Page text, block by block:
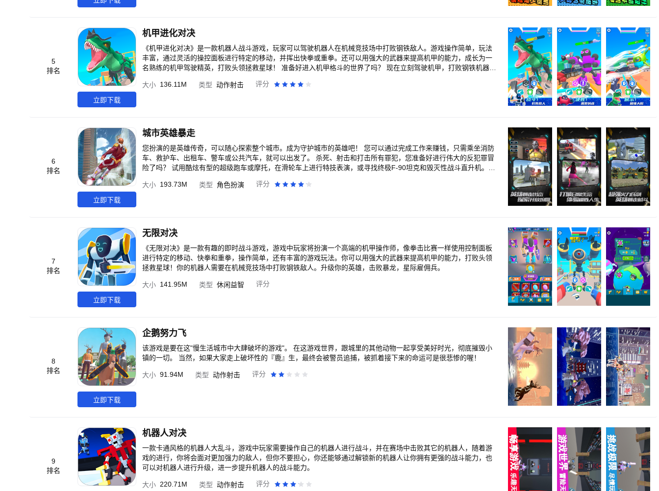
5
排名
立即下载
机甲进化对决
《机甲进化对决》是一款机器人战斗游戏，玩家可以驾驶机器人在机械竞技场中打败钢铁敌人。游戏操作简单，玩法
丰富，通过灵活的操控面板进行特定的移动，并挥出快拳或重拳。还可以用强大的武器来提高机甲的能力，成长为一
名熟练的机甲驾驶精英，打败头领拯救星球！ 准备好进入机甲格斗的世界了吗？ 现在立刻驾驶机甲，打败钢铁机器人
大小 136.11M 类型 动作射击 评分
6
排名
立即下载
城市英雄暴走
您扮演的是英雄传奇，可以随心探索整个城市。成为守护城市的英雄吧！ 您可以通过完成工作来赚钱，只需乘坐消防
车、救护车、出租车、警车或公共汽车，就可以出发了。 杀死、射击和打击所有罪犯，您准备好进行伟大的反犯罪冒
险了吗？ 试用酷炫有型的超级跑车或摩托，在滑轮车上进行特技表演，或寻找终极F-90坦克和毁灭性战斗直升机。您
将在街道上，一些任务将在唐人街区和其他帮派土地等。探索大城市，走上山路，夺取和驾驶超级跑车，射击枪支等
出租车司机或垃圾收集员或消防员工作。 探索充满黑帮和侵略性成分的犯罪城市，成为公民的希望！作为正义的标
准，或者作为新的末日骑士来到这座城市。 以毁灭性的先进军车火力统治城市，或升级您的英雄以踢几下敌人就击倒
他们！ 让它成为一个美丽的城市，不要变成流血抢劫的犯罪城市。 游戏亮点 1、超精致的3D游戏的画风，轻松简单的
手指操作方式； 2、丰富的战斗技能的设置，带给人的快感是很强力的； 3、自由的模拟战斗方式，不错的代入感。
游戏特色 1、高清画质 游戏引擎先进，模型非常逼真，采用高清材质打造，细节做得十分到位，爆炸、火光等特效真
人易如反掌。 3、开放世界 游戏为玩家提供了一个很大的地图，玩家可以在其中自由探索，接取任务，消灭敌人。
大小 193.73M 类型 角色扮演 评分
7
排名
立即下载
无限对决
《无限对决》是一款有趣的即时战斗游戏，游戏中玩家将扮演一个高端的机甲操作师，像拳击比赛一样使用控制面板
进行特定的移动、快拳和重拳，操作简单，还有丰富的游戏玩法。你可以用强大的武器来提高机甲的能力，打败头领
拯救星球！你的机器人需要在机械竞技场中打败钢铁敌人。升级你的英雄，击败暴龙，星际雇佣兵。
大小 141.95M 类型 休闲益智 评分
8
排名
立即下载
企鹅努力飞
该游戏是要在这"慢生活城市中大肆破坏的游戏"。 在这游戏世界，跟城里的其他动物一起享受美好时光，彻底摧毁小
镇的一切。 当然，如果大家走上破坏性的『鹿』生，最终会被警员追捕，被抓着接下来的命运可是很悲惨的喔！
大小 91.94M 类型 动作射击 评分
9
排名
机器人对决
一款卡通风格的机器人大乱斗，游戏中玩家需要操作自己的机器人进行战斗，并在赛场中击败其它的机器人，随着游
戏的进行，你将会面对更加强力的敌人，但你不要担心，你还能够通过解锁新的机器人让你拥有更强的战斗能力，也
可以对机器人进行升级，进一步提升机器人的战斗能力。
大小 220.71M 类型 动作射击 评分